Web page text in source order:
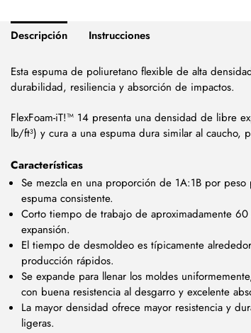
Descripción Instrucciones
Esta espuma de poliuretano flexible de alta
durabilidad, resiliencia y absorción de impactos.
FlexFoam-iT!™ 14 presenta una densidad de libre
lb/ft³) y cura a una espuma dura similar al caucho,
Características
Se mezcla en una proporción de 1A:1B por
espuma consistente.
Corto tiempo de trabajo de aproximadamente
expansión.
El tiempo de desmoldeo es típicamente
producción rápidos.
Se expande para llenar los moldes
con buena resistencia al desgarro y excelente
La mayor densidad ofrece mayor resistencia y
ligeras.